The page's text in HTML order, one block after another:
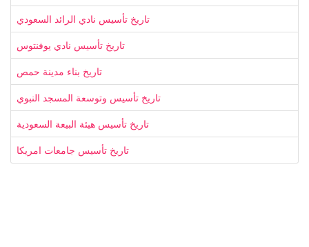
تاريخ تأسيس نادي الرائد السعودي
تاريخ تأسيس نادي يوفنتوس
تاريخ بناء مدينة حمص
تاريخ تأسيس وتوسعة المسجد النبوي
تاريخ تأسيس هيئة البيعة السعودية
تاريخ تأسيس جامعات امريكا